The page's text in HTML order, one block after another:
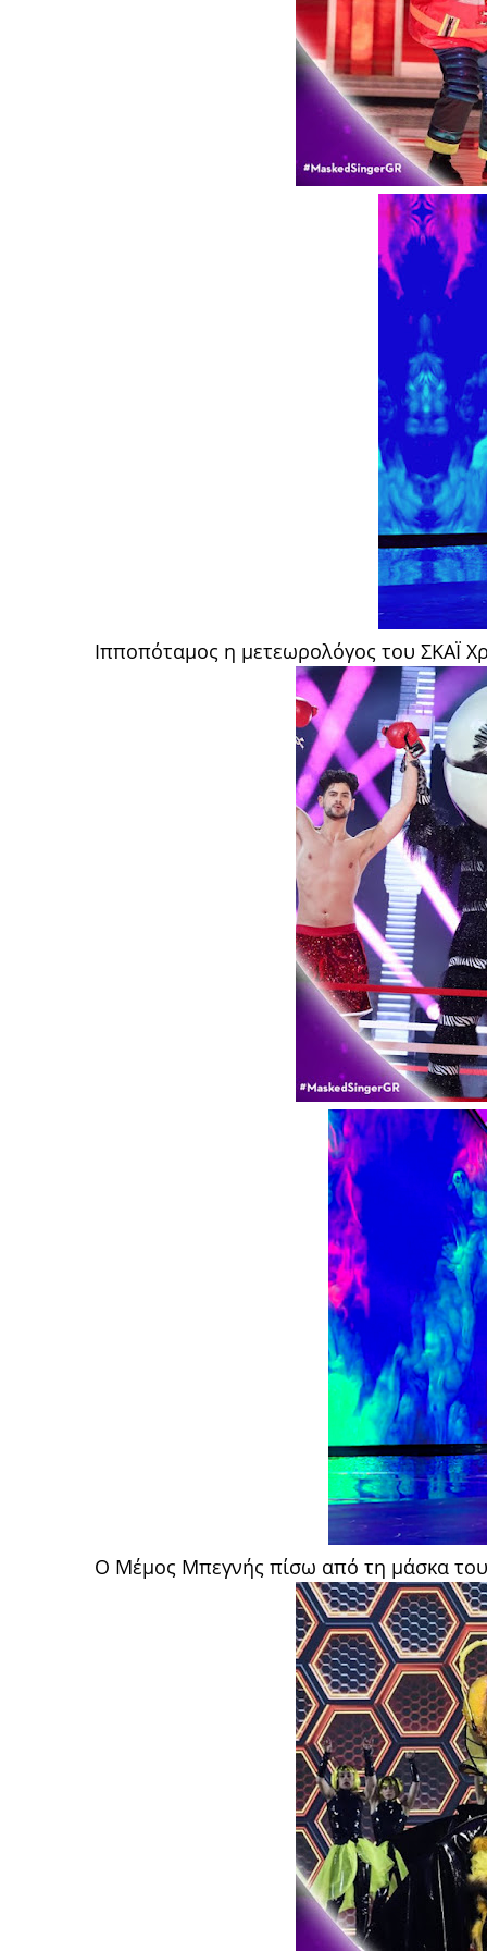
Ιπποπόταμος η μετεωρολόγος του ΣΚΑΪ
Ο Μέμος Μπεγνής πίσω από τη μάσκα